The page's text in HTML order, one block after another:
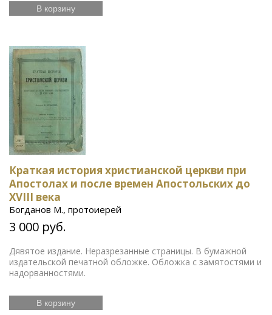
В корзину
Краткая история христианской церкви при
Апостолах и после времен Апостольских до
XVIII века
Богданов М., протоиерей
3 000 руб.
Дявятое издание. Неразрезанные страницы. В бумажной
издательской печатной обложке. Обложка с замятостями и
надорванностями.
В корзину